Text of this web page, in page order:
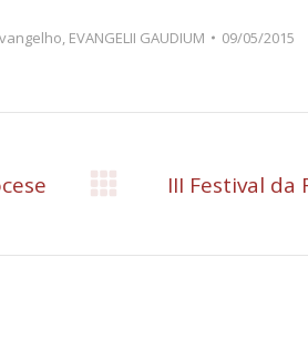
, EVANGELII GAUDIUM 09/05/2015
Próximo
III Festival da